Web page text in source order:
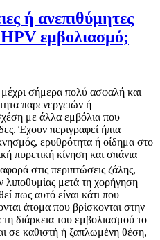
ή ανεπιθύμητες
HPV εμβολιασμό;
σήμερα πολύ ασφαλή και
παρενεργειών ή
με άλλα εμβόλια που
Έχουν περιγραφεί ήπια
ερυθρότητα ή οίδημα στο
πυρετική κίνηση και σπάνια
στις περιπτώσεις ζάλης,
λιποθυμίας μετά τη χορήγηση
πως αυτό είναι κάτι που
άτομα που βρίσκονται στην
διάρκεια του εμβολιασμού το
σε καθιστή ή ξαπλωμένη θέση,